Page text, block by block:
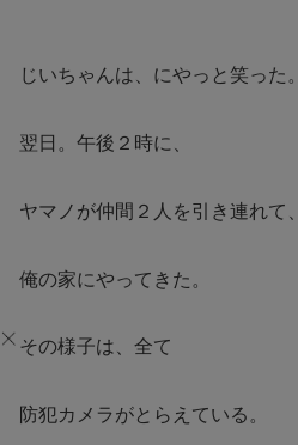
じいちゃんは、にやっと笑った。
翌日。午後２時に、
ヤマノが仲間２人を引き連れて、
俺の家にやってきた。
その様子は、全て
防犯カメラがとらえている。